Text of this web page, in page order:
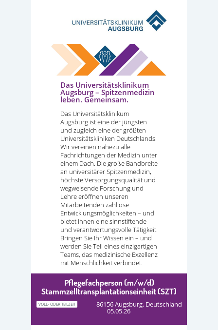
Das Universitätsklinikum
Augsburg – Spitzenmedizin
leben. Gemeinsam.
Das Universitätsklinikum
Augsburg ist eine der jüngsten
und zugleich eine der größten
Universitätskliniken Deutschlands.
Wir vereinen nahezu alle
Fachrichtungen der Medizin unter
einem Dach. Die große Bandbreite
an universitärer Spitzenmedizin,
höchste Versorgungsqualität und
wegweisende Forschung und
Lehre eröffnen unseren
Mitarbeitenden zahllose
Entwicklungsmöglichkeiten – und
bietet Ihnen eine sinnstiftende
und verantwortungsvolle Tätigkeit.
Bringen Sie Ihr Wissen ein – und
werden Sie Teil eines einzigartigen
Teams, das medizinische Exzellenz
mit Menschlichkeit verbindet.
Pflegefachperson (m/w/d)
Stammzelltransplantationseinheit (SZT)
VOLL- ODER TEILZEIT 86156 Augsburg, Deutschland
05.05.26